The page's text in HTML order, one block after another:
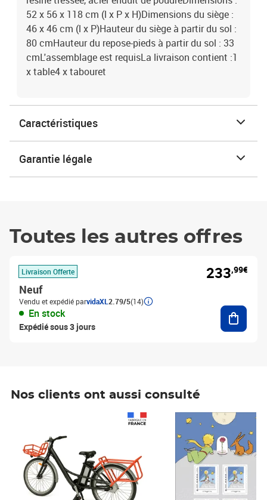
52 x 56 x 118 cm (l x P x H)Dimensions du siège :
46 x 46 cm (l x P)Hauteur du siège à partir du sol :
80 cmHauteur du repose-pieds à partir du sol : 33
cmL'assemblage est requisLa livraison contient :1
x table4 x tabouret
Caractéristiques
Garantie légale
Toutes les autres offres
Livraison Offerte
Neuf
Vendu et expédié parvidaXL 2.79/5(14)
En stock
Expédié sous 3 jours
233,99€
Nos clients ont aussi consulté
Prix 7,50€